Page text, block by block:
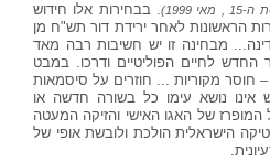
מאי 1999)
. בבחירות אלו חידוש
הראשונות לאחר ירידת דור תש"ח מן
מבחינה זו יש חשיבות רבה מאד
לחיים הפוליטיים ודרכו. במבט
חוסר מקוריות ... חוזרים על סיסמאות
אינו נושא עימו כל בשורה חדשה או
של האגו האישי והזיקה המעטה
הישראלית הולכת ולובשת אופי של